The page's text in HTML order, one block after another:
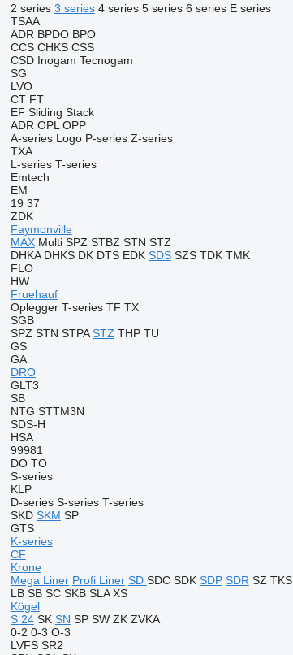
2 series 3 series 4 series 5 series 6 series E series
TSAA
ADR BPDO BPO
CCS CHKS CSS
CSD Inogam Tecnogam
SG
LVO
CT FT
EF Sliding Stack
ADR OPL OPP
A-series Logo P-series Z-series
TXA
L-series T-series
Emtech
EM
19 37
ZDK
Faymonville
MAX Multi SPZ STBZ STN STZ
DHKA DHKS DK DTS EDK SDS SZS TDK TMK
FLO
HW
Fruehauf
Oplegger T-series TF TX
SGB
SPZ STN STPA STZ THP TU
GS
GA
DRO
GLT3
SB
NTG STTM3N
SDS-H
HSA
99981
DO TO
S-series
KLP
D-series S-series T-series
SKD SKM SP
GTS
K-series
CF
Krone
Mega Liner Profi Liner SD SDC SDK SDP SDR SZ TKS
LB SB SC SKB SLA XS
Kögel
S 24 SK SN SP SW ZK ZVKA
0-2 0-3 O-3
LVFS SR2